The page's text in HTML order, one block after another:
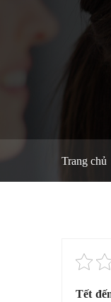
Trang chủ
Tết